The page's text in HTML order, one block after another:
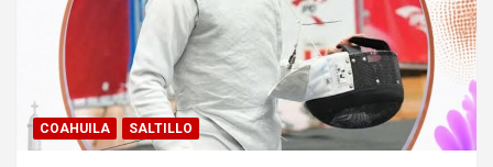
COAHUILA SALTILLO